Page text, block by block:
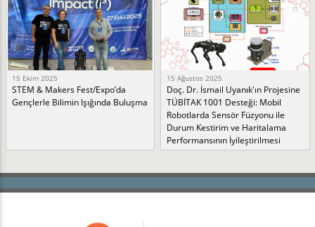
15 Ekim 2025
STEM & Makers Fest/Expo’da
Gençlerle Bilimin Işığında Buluşma
15 Ağustos 2025
Doç. Dr. İsmail Uyanık'ın Projesine
TÜBİTAK 1001 Desteği: Mobil
Robotlarda Sensör Füzyonu ile
Durum Kestirim ve Haritalama
Performansının İyileştirilmesi